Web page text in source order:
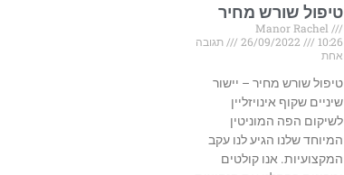
טיפול שורש מחיר
Manor Rachel
26/09/2022
10:26
תגובה
אחת
טיפול שורש מחיר – יישור
שיניים שקוף אינויזליין
לשיקום הפה המוניטין
המיוחד שלנו הגיע לנו עקב
המקצועיות. אנו קולטים